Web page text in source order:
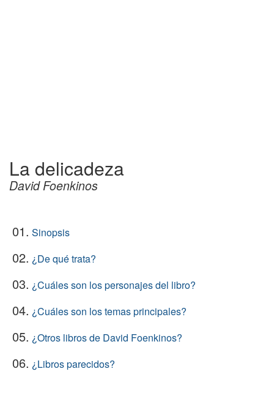
La delicadeza
David Foenkinos
01. Sinopsis
02. ¿De qué trata?
03. ¿Cuáles son los personajes del libro?
04. ¿Cuáles son los temas principales?
05. ¿Otros libros de David Foenkinos?
06. ¿Libros parecidos?